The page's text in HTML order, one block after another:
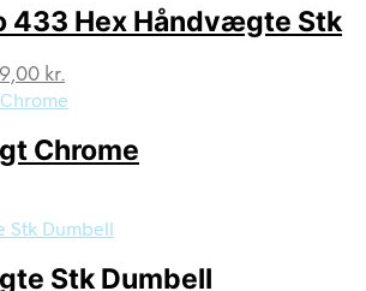
433 Hex Håndvægte Stk
kr..
kr.
aktuelle
er:
199,00 kr..
Chrome
Stk Dumbell